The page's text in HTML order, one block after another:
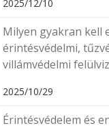
2025/12/10
Milyen gyakran kell
érintésvédelmi,
villámvédelmi
2025/10/29
Érintésvédelem és